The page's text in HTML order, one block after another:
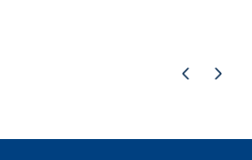
Pagina precedente
Pagina successiva